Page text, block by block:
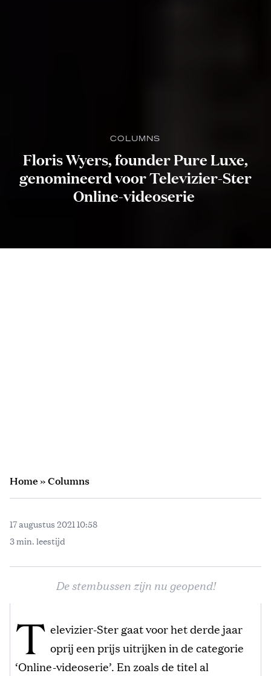
COLUMNS
Floris Wyers, founder Pure Luxe,
genomineerd voor Televizier-Ster
Online-videoserie
Home»Columns
17 augustus 2021 10:58
3 min. leestijd
De stembussen zijn nu geopend!
T elevizier-Ster gaat voor het derde jaar
oprij een prijs uitrijken in de categorie
‘Online-videoserie’. En zoals de titel al